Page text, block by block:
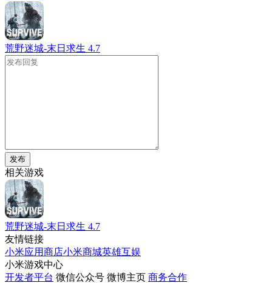
荒野迷城-末日求生 4.7
发布
相关游戏
荒野迷城-末日求生 4.7
友情链接
小米应用商店小米商城英雄互娱
小米游戏中心
开发者平台 微信公众号 微博主页 商务合作